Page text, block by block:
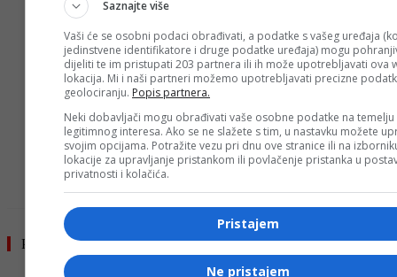
- OGLAS -
Pročitajte još
Saznajte više
Vaši će se osobni podaci obrađivati, a podatke s vašeg uređaja
jedinstvene identifikatore i druge podatke uređaja) mogu
dijeliti te im pristupati 203 partnera ili ih može upotrebljavati ova
lokacija. Mi i naši partneri možemo upotrebljavati precizne
geolociranju. Popis partnera.
Neki dobavljači mogu obrađivati vaše osobne podatke na temelju
legitimnog interesa. Ako se ne slažete s tim, u nastavku možete
svojim opcijama. Potražite vezu pri dnu ove stranice ili na
lokacije za upravljanje pristankom ili povlačenje pristanka u
privatnosti i kolačića.
Pristajem
Ne pristajem